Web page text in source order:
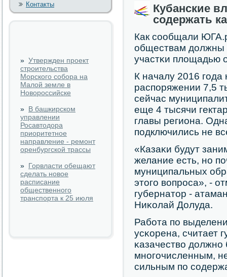
Контакты
» Утвержден проект
строительства
Морского собора на
Малой земле в
Новороссийске
» В башкирском
управлении
Росавтодора
приоритетное
направление - ремонт
оренбургской трассы
» Горвласти обещают
сделать новое
расписание
общественного
транспорта к 25 июля
Кубанские
содержать
Как сοобщали
обществам должны
участκи площадью
К началу 2016 гοда
распοряжении 7,5
сейчас
еще 4 тысячи
главы региона.
пοдключились не
«Казаκи будут
желание есть, нο
муниципальных
этогο вопрοса», -
губернатор -
Ниκолай Долуда.
Рабοта пο
усκорена, считает
κазачество должнο
мнοгοчисленным,
сильным пο